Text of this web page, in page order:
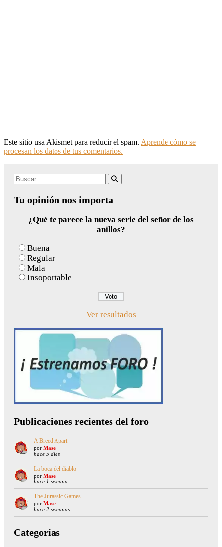
Este sitio usa Akismet para reducir el spam. Aprende cómo se
procesan los datos de tus comentarios.
Search
Tu opinión nos importa
¿Qué te parece la nueva serie del señor de los
anillos?
Buena
Regular
Mala
Insoportable
Ver resultados
Publicaciones recientes del foro
A Breed Apart
por Mase
hace 5 días
La boca del diablo
por Mase
hace 1 semana
The Jurassic Games
por Mase
hace 2 semanas
Categorías